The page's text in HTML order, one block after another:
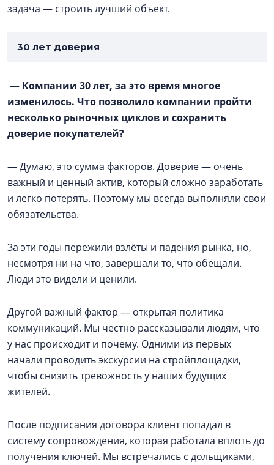
задача — строить лучший объект.
30 лет доверия
— Компании 30 лет, за это время многое
изменилось. Что позволило компании пройти
несколько рыночных циклов и сохранить
доверие покупателей?
— Думаю, это сумма факторов. Доверие — очень
важный и ценный актив, который сложно заработать
и легко потерять. Поэтому мы всегда выполняли свои
обязательства.
За эти годы пережили взлёты и падения рынка, но,
несмотря ни на что, завершали то, что обещали.
Люди это видели и ценили.
Другой важный фактор — открытая политика
коммуникаций. Мы честно рассказывали людям, что
у нас происходит и почему. Одними из первых
начали проводить экскурсии на стройплощадки,
чтобы снизить тревожность у наших будущих
жителей.
После подписания договора клиент попадал в
систему сопровождения, которая работала вплоть до
получения ключей. Мы встречались с дольщиками,